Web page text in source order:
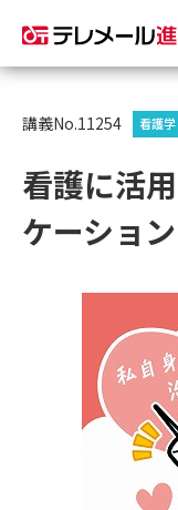
資
大学・短大の資料
総合型選抜・学校推薦
大学・短大以外の
専門学校の資料請求
講義No.11254 看護学
看護に活
ケーション